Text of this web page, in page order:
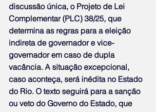
discussão única, o Projeto de Lei
Complementar (PLC) 38/25, que
determina as regras para a eleição
indireta de governador e vice-
governador em caso de dupla
vacância. A situação excepcional,
caso aconteça, será inédita no Estado
do Rio. O texto seguirá para a sanção
ou veto do Governo do Estado, que